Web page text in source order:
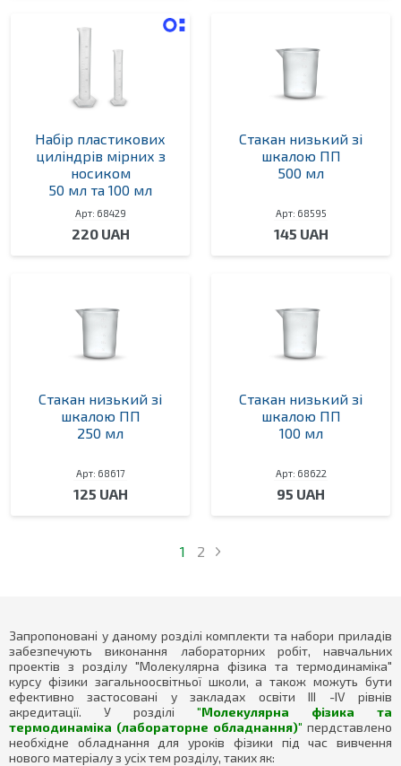
Набір пластикових
циліндрів мірних з
носиком
50 мл та 100 мл
Арт: 68429
220 UAH
Стакан низький зі
шкалою ПП
500 мл
Арт: 68595
145 UAH
Стакан низький зі
шкалою ПП
250 мл
Арт: 68617
125 UAH
Стакан низький зі
шкалою ПП
100 мл
Арт: 68622
95 UAH
1 2
Запропоновані у даному розділі комплекти та набори приладів
забезпечують виконання лабораторних робіт, навчальних
проектів з розділу "Молекулярна фізика та термодинаміка"
курсу фізики загальноосвітньої школи, а також можуть бути
ефективно застосовані у закладах освіти ІІІ -ІV рівнів
акредитації. У розділі "Молекулярна фізика та
термодинаміка (лабораторне обладнання)" пердставлено
необхідне обладнання для уроків фізики під час вивчення
нового матеріалу з усіх тем розділу, таких як: